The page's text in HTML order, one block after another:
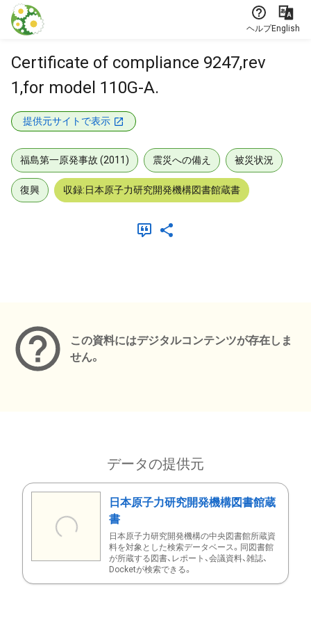
本文に飛ぶ
ヘルプEnglish
Certificate of compliance 9247,rev
1,for model 110G-A.
提供元サイトで表示
福島第一原発事故 (2011) 震災への備え 被災状況
復興 収録:日本原子力研究開発機構図書館蔵書
この資料にはデジタルコンテンツが存在しま
せん。
データの提供元
日本原子力研究開発機構図書館蔵
書
日本原子力研究開発機構の中央図書館所蔵資
料を対象とした検索データベース。同図書館
が所蔵する図書、レポート、会議資料、雑誌、
Docketが検索できる。